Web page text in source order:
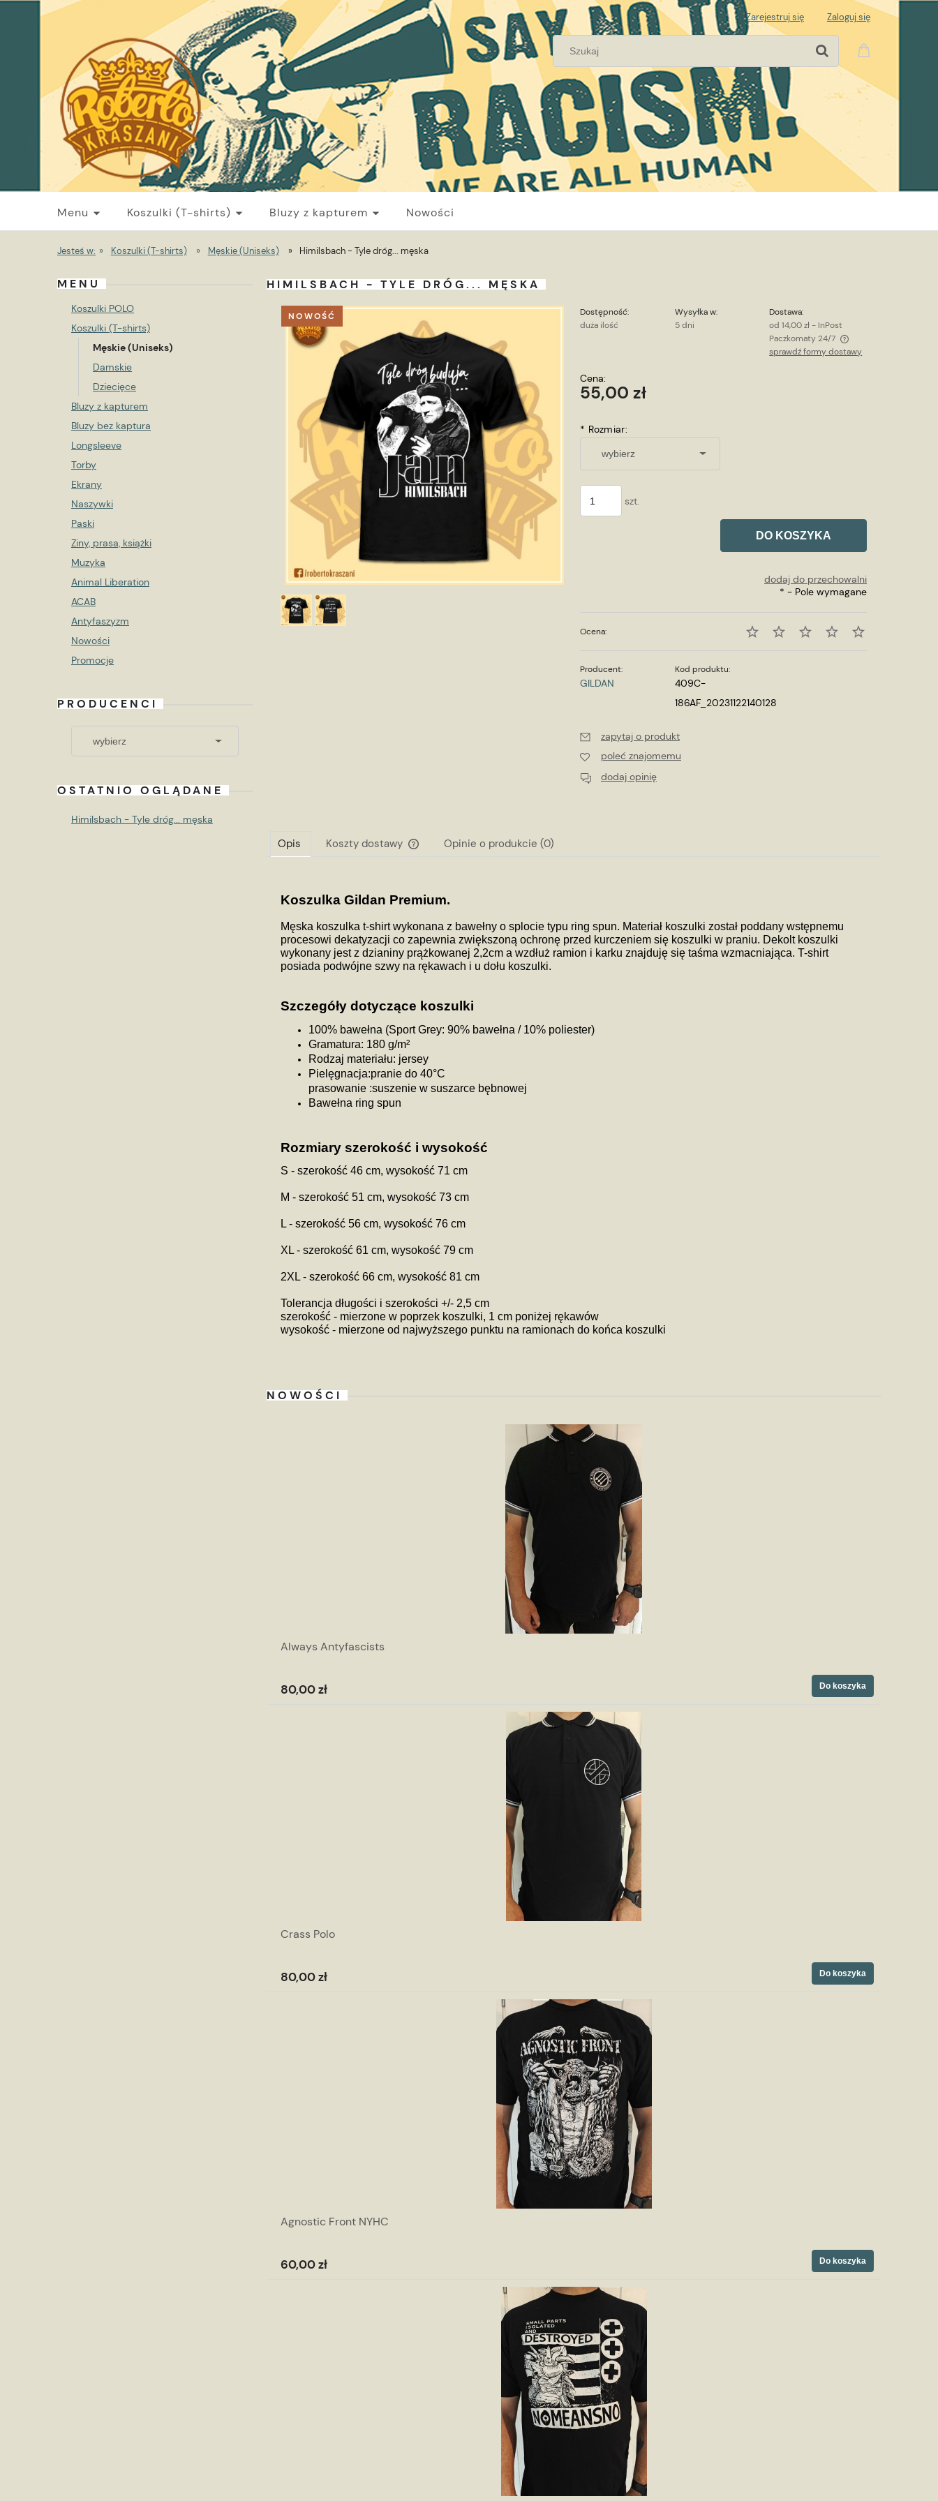
Zarejestruj się Zaloguj się
Menu Koszulki (T-shirts) Bluzy z kapturem Nowości
Jesteś w: » Koszulki (T-shirts) » Męskie (Uniseks) » Himilsbach - Tyle dróg... męska
MENU
Koszulki POLO
Koszulki (T-shirts)
Męskie (Uniseks)
Damskie
Dziecięce
Bluzy z kapturem
Bluzy bez kaptura
Longsleeve
Torby
Ekrany
Naszywki
Paski
Ziny, prasa, książki
Muzyka
Animal Liberation
ACAB
Antyfaszyzm
Nowości
Promocje
PRODUCENCI
OSTATNIO OGLĄDANE
Himilsbach - Tyle dróg... męska
HIMILSBACH - TYLE DRÓG... MĘSKA
NOWOŚĆ
Dostępność:
duża ilość
Wysyłka w:
5 dni
Dostawa:
od 14,00 zł - InPost
Paczkomaty 24/7
sprawdź formy dostawy
Cena:
55,00 zł
* Rozmiar:
szt.
DO KOSZYKA
dodaj do przechowalni
* - Pole wymagane
Ocena:
Producent:
GILDAN
Kod produktu:
409C-
186AF_20231122140128
zapytaj o produkt
poleć znajomemu
dodaj opinię
Opis Koszty dostawy
płatności
Opinie o produkcie (0)
Koszulka Gildan Premium.
Męska koszulka t-shirt wykonana z bawełny o splocie typu ring spun. Materiał koszulki został poddany wstępnemu
procesowi dekatyzacji co zapewnia zwiększoną ochronę przed kurczeniem się koszulki w praniu. Dekolt koszulki
wykonany jest z dzianiny prążkowanej 2,2cm a wzdłuż ramion i karku znajduję się taśma wzmacniająca. T-shirt
posiada podwójne szwy na rękawach i u dołu koszulki.
Szczegóły dotyczące koszulki
100% bawełna (Sport Grey: 90% bawełna / 10% poliester)
Gramatura: 180 g/m²
Rodzaj materiału: jersey
Pielęgnacja:pranie do 40°C
prasowanie :suszenie w suszarce bębnowej
Bawełna ring spun
Rozmiary szerokość i wysokość
S - szerokość 46 cm, wysokość 71 cm
M - szerokość 51 cm, wysokość 73 cm
L - szerokość 56 cm, wysokość 76 cm
XL - szerokość 61 cm, wysokość 79 cm
2XL - szerokość 66 cm, wysokość 81 cm
Tolerancja długości i szerokości +/- 2,5 cm
szerokość - mierzone w poprzek koszulki, 1 cm poniżej rękawów
wysokość - mierzone od najwyższego punktu na ramionach do końca koszulki
NOWOŚCI
Always Antyfascists
80,00 zł Do koszyka
Crass Polo
80,00 zł Do koszyka
Agnostic Front NYHC
60,00 zł Do koszyka